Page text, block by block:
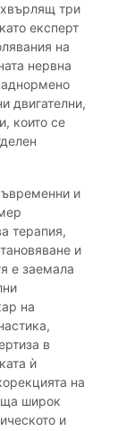
три
експерт
на
нервна
двигателни,
които се
и
терапия,
и
е заемала
на
в
ѝ
на
широк
и